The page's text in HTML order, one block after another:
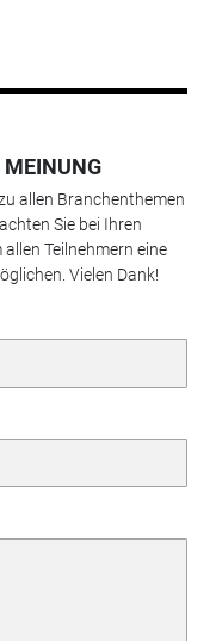
MEINUNG
allen Branchenthemen
Sie bei Ihren
Teilnehmern eine
Vielen Dank!